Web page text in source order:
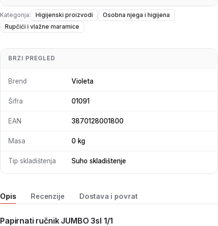
Kategorija: Higijenski proizvodi
Osobna njega i higijena
Rupčići i vlažne maramice
Opis Recenzije Dostava i povrat
Papirnati ručnik JUMBO 3sl 1/1
BRZI PREGLED
Brend Violeta
Šifra 01091
EAN 3870128001800
Masa 0 kg
Tip skladištenja Suho skladištenje